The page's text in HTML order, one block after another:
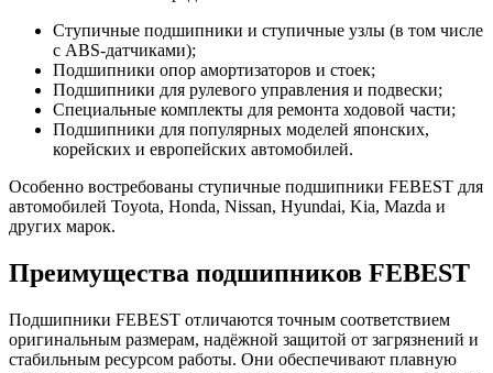
Ступичные подшипники и ступичные узлы (в том числе
с ABS-датчиками);
Подшипники опор амортизаторов и стоек;
Подшипники для рулевого управления и подвески;
Специальные комплекты для ремонта ходовой части;
Подшипники для популярных моделей японских,
корейских и европейских автомобилей.
Особенно востребованы ступичные подшипники FEBEST для
автомобилей Toyota, Honda, Nissan, Hyundai, Kia, Mazda и
других марок.
Преимущества подшипников FEBEST
Подшипники FEBEST отличаются точным соответствием
оригинальным размерам, надёжной защитой от загрязнений и
стабильным ресурсом работы. Они обеспечивают плавную